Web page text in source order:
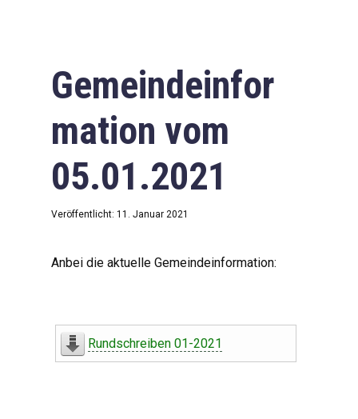
Gemeindeinfor
mation vom
05.01.2021
Veröffentlicht: 11. Januar 2021
Anbei die aktuelle Gemeindeinformation:
Rundschreiben 01-2021